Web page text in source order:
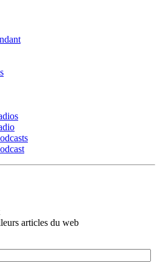
articles du web